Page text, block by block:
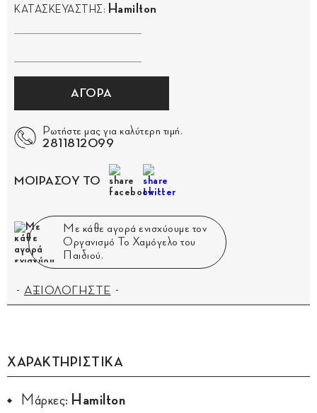
ΚΑΤΑΣΚΕΥΑΣΤΗΣ: Hamilton
ΑΓΟΡΑ
Ρωτήστε μας για καλύτερη τιμή.
2811812099
ΜΟΙΡΑΣΟΥ ΤΟ
Με κάθε αγορά ενισχύουμε τον
Οργανισμό Το Χαμόγελο του
Παιδιού.
ΑΞΙΟΛΟΓΗΣΤΕ
ΧΑΡΑΚΤΗΡΙΣΤΙΚΑ
Μάρκες: Hamilton